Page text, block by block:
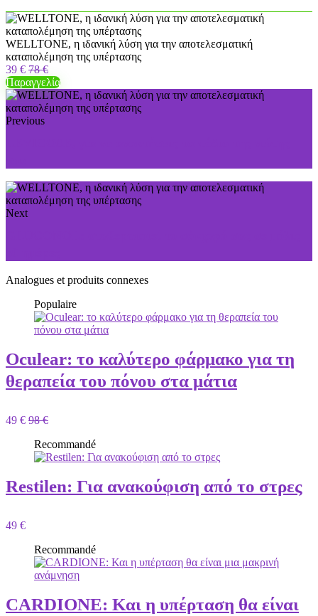
WELLTONE, η ιδανική λύση για την αποτελεσματική
καταπολέμηση της υπέρτασης
39 € 78 €
Παραγγελία
Previous
Next
Analogues et produits connexes
Populaire
Oculear: το καλύτερο φάρμακο για τη
θεραπεία του πόνου στα μάτια
49 € 98 €
Recommandé
Restilen: Για ανακούφιση από το στρες
49 €
Recommandé
CARDIONE: Και η υπέρταση θα είναι